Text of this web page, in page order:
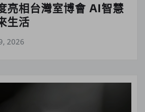
亮相台灣室博會 AI智慧
生活
2026